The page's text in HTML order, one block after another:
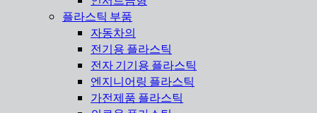
플라스틱 부품
자동차의
전기용 플라스틱
전자 기기용 플라스틱
엔지니어링 플라스틱
가전제품 플라스틱